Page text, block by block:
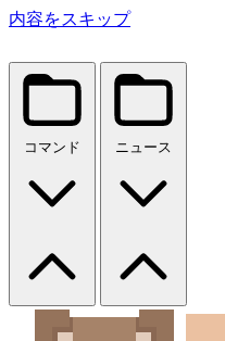
内容をスキップ
コマンド ニュース